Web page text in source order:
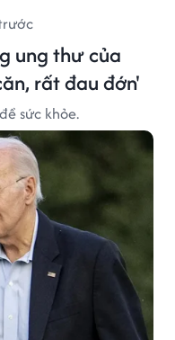
ung thư của
rất đau đớn'
sức khỏe.